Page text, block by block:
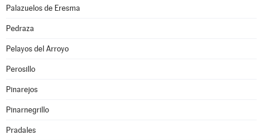
Palazuelos de Eresma
Pedraza
Pelayos del Arroyo
Perosillo
Pinarejos
Pinarnegrillo
Pradales